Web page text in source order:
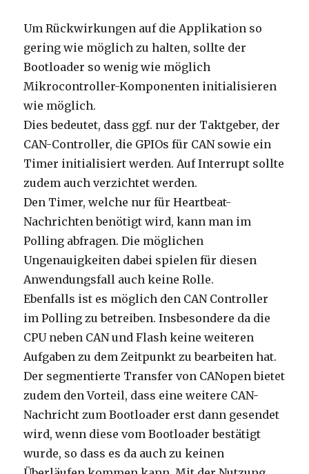
Um Rückwirkungen auf die Applikation so
gering wie möglich zu halten, sollte der
Bootloader so wenig wie möglich
Mikrocontroller-Komponenten initialisieren
wie möglich.
Dies bedeutet, dass ggf. nur der Taktgeber, der
CAN-Controller, die GPIOs für CAN sowie ein
Timer initialisiert werden. Auf Interrupt sollte
zudem auch verzichtet werden.
Den Timer, welche nur für Heartbeat-
Nachrichten benötigt wird, kann man im
Polling abfragen. Die möglichen
Ungenauigkeiten dabei spielen für diesen
Anwendungsfall auch keine Rolle.
Ebenfalls ist es möglich den CAN Controller
im Polling zu betreiben. Insbesondere da die
CPU neben CAN und Flash keine weiteren
Aufgaben zu dem Zeitpunkt zu bearbeiten hat.
Der segmentierte Transfer von CANopen bietet
zudem den Vorteil, dass eine weitere CAN-
Nachricht zum Bootloader erst dann gesendet
wird, wenn diese vom Bootloader bestätigt
wurde, so dass es da auch zu keinen